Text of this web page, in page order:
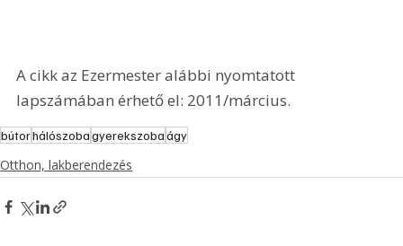
A cikk az Ezermester alábbi nyomtatott
lapszámában érhető el: 2011/március.
bútorhálószobagyerekszobaágy
Otthon, lakberendezés